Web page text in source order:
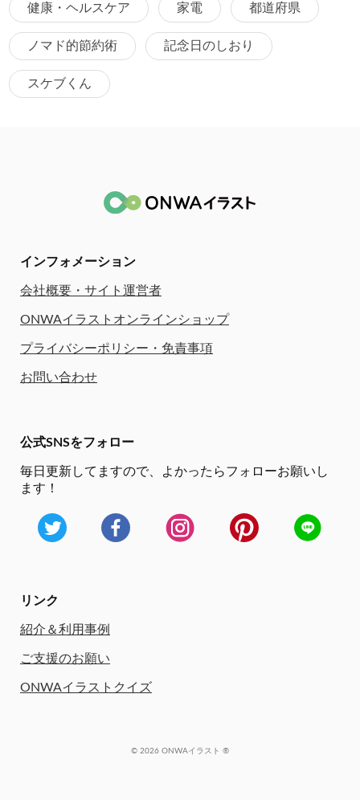
健康・ヘルスケア 家電 都道府県
ノマド的節約術 記念日のしおり
スケブくん
インフォメーション
会社概要・サイト運営者
ONWAイラストオンラインショップ
プライバシーポリシー・免責事項
お問い合わせ
公式SNSをフォロー
毎日更新してますので、
よかったらフォローお願いし
ます！
リンク
紹介＆利用事例
ご支援のお願い
ONWAイラストクイズ
© 2026 ONWAイラスト ®